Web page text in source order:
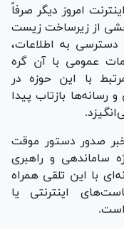
امروز دیگر صرفاً
از زیرساخت زیست
به اطلاعات،
عمومی با آن گره
با این حوزه در
رسانه‌ها بازتاب پیدا
صدور دستور موقت
ساماندهی و راهبری
با این تلقی همراه
اینترنتی یا
است.